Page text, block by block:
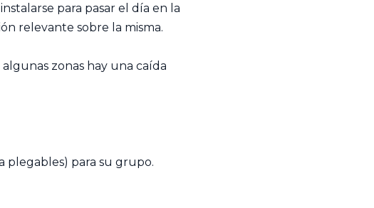
para pasar el día en la
relevante sobre la misma.
zonas hay una caída
plegables) para su grupo.